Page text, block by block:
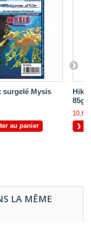
surgelé Mysis
au panier
85gr
10,60
LA MÊME